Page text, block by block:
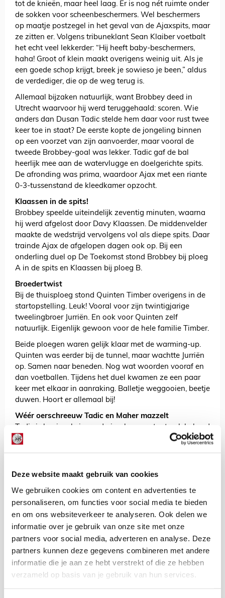
Deze website maakt gebruik van cookies
We gebruiken cookies om content en advertenties te
personaliseren, om functies voor social media te bieden
en om ons websiteverkeer te analyseren. Ook delen we
informatie over je gebruik van onze site met onze
partners voor social media, adverteren en analyse. Deze
partners kunnen deze gegevens combineren met andere
informatie die je aan ze hebt verstrekt of die ze hebben
verzameld op basis van je gebruik van hun services.
tot de knieën, maar heel laag. Er is nog nét ruimte onder
de sokken voor scheenbeschermers. Wel beschermers
op maatje postzegel in het geval van de Ajaxspits, maar
ze zitten er. Volgens tribuneklant Sean Klaiber voetbalt
het echt veel lekkerder: “Hij heeft baby-beschermers,
haha! Groot of klein maakt overigens weinig uit. Als je
een goede schop krijgt, breek je sowieso je been,” aldus
de verdediger, die op de weg terug is.
Allemaal bijzaken natuurlijk, want Brobbey deed in
Utrecht waarvoor hij werd teruggehaald: scoren. Wie
anders dan Dusan Tadic stelde hem daar voor rust twee
keer toe in staat? De eerste kopte de jongeling binnen
op een voorzet van zijn aanvoerder, maar vooral de
tweede Brobbey-goal was lekker. Tadic gaf de bal
heerlijk mee aan de watervlugge en doelgerichte spits.
De afronding was prima, waardoor Ajax met een riante
0-3-tussenstand de kleedkamer opzocht.
Klaassen in de spits!
Brobbey speelde uiteindelijk zeventig minuten, waarna
hij werd afgelost door Davy Klaassen. De middenvelder
maakte de wedstrijd vervolgens vol als diepe spits. Daar
trainde Ajax de afgelopen dagen ook op. Bij een
onderling duel op De Toekomst stond Brobbey bij ploeg
A in de spits en Klaassen bij ploeg B.
Broedertwist
Bij de thuisploeg stond Quinten Timber overigens in de
startopstelling. Leuk! Vooral voor zijn twintigjarige
tweelingbroer Jurriën. En ook voor Quinten zelf
natuurlijk. Eigenlijk gewoon voor de hele familie Timber.
Beide ploegen waren gelijk klaar met de warming-up.
Quinten was eerder bij de tunnel, maar wachtte Jurriën
op. Samen naar beneden. Nog wat woorden vooraf en
dan voetballen. Tijdens het duel kwamen ze een paar
keer met elkaar in aanraking. Balletje weggooien, beetje
duwen. Hoort er allemaal bij!
Wéér oerschreeuw Tadic en Maher mazzelt
Tadic is koning, keizer, admiraal, maar staat ook bekend
om zijn ‘pijntjes’. Tussen haakjes, want ook in Utrecht
Ajacied weet je dat het dan vaak wel meevalt. Zie je
bellen, maar inmiddels weten we dat Tadic dan wel
weer opstaat. Zo ook nu. Zijn medespelers geloofden
het ook allemaal wel en Antony liep zelfs lachend bij de
situatie weg.
De overtreding op Tadic was een lelijke, maar hoe
Adam Maher met de noppen vooruit richting Jurriën
Timber ging, was ook niet heel fijn. Het had de tweede
gele kaart voor de Utrechter moeten zijn, maar Serdar
Gözübüyük wilde er niet aan. Trainer René Hake